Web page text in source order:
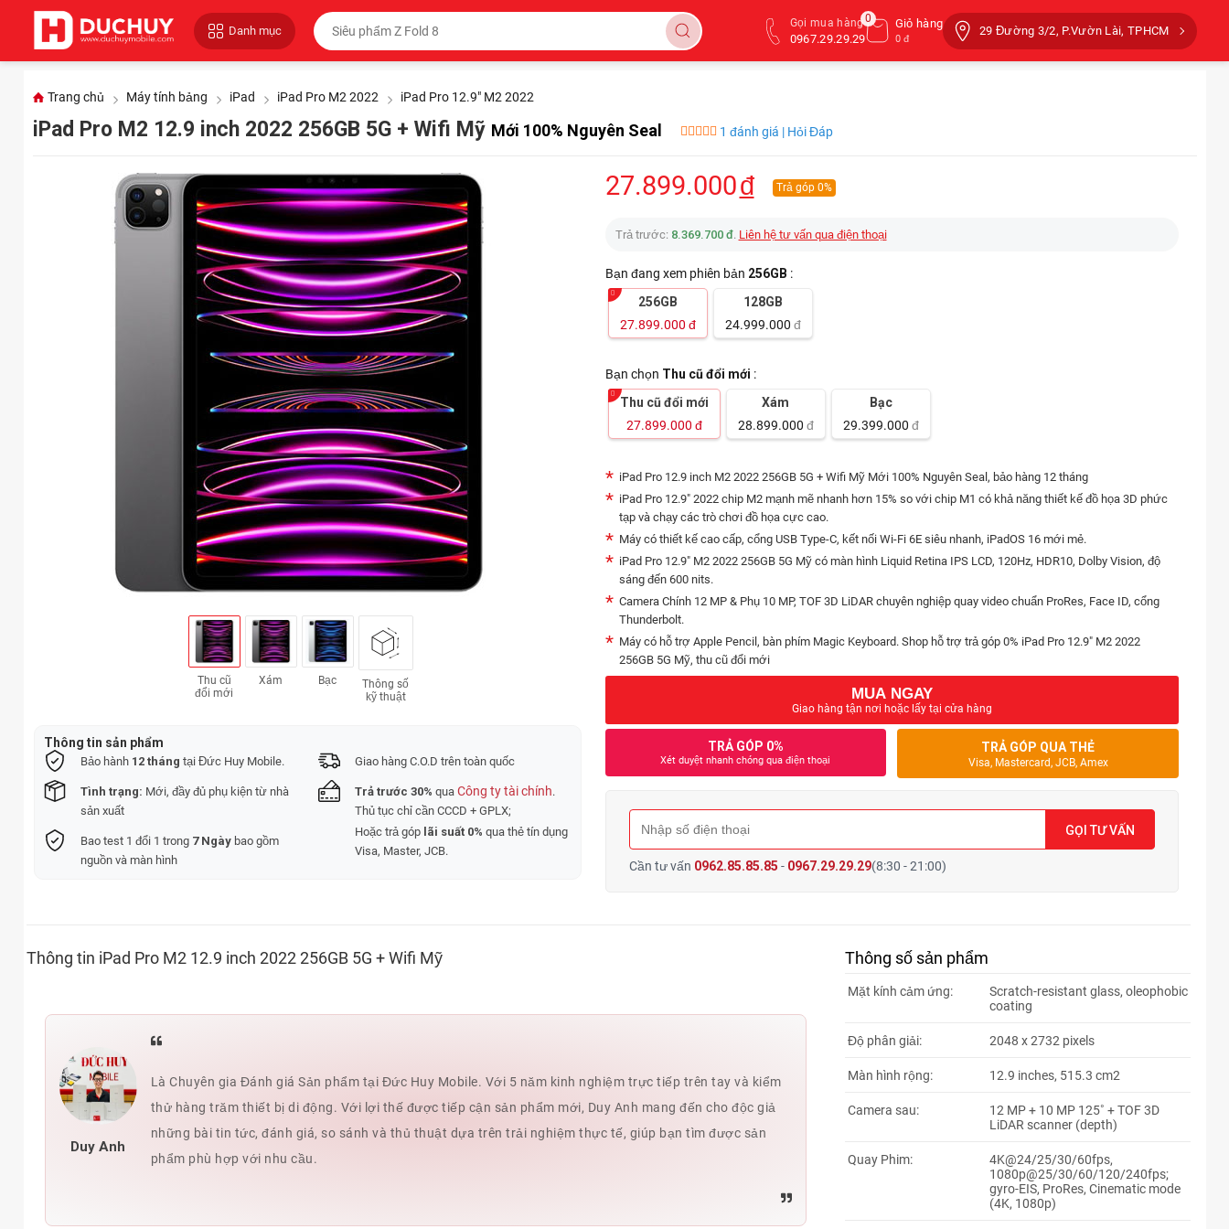
Danh mục
Gọi mua hàng
0967.29.29.29
Giỏ hàng
0 đ
0
29 Đường 3/2, P.Vườn Lài, TPHCM
Trang chủ Máy tính bảng iPad iPad Pro M2 2022 iPad Pro 12.9" M2 2022
iPad Pro M2 12.9 inch 2022 256GB 5G + Wifi Mỹ Mới 100% Nguyên Seal 1 đánh giá | Hỏi Đáp
Thu cũ
đổi mới
Xám Bạc
Thông số
kỹ thuật
Thông tin sản phẩm
Bảo hành12 tháng tại Đức Huy Mobile. Giao hàng C.O.D trên toàn quốc
Tình trạng: Mới, đầy đủ phụ kiện từ nhà
sản xuất
Trả trước 30% qua Công ty tài chính.
Thủ tục chỉ cần CCCD + GPLX;
Bao test 1 đổi 1 trong 7 Ngàybao gồm
nguồn và màn hình
Hoặc trả góp lãi suất 0% qua thẻ tín dụng
Visa, Master, JCB.
27.899.000đ Trả góp 0%
Trả trước: 8.369.700 đ. Liên hệ tư vấn qua điện thoại
Bạn đang xem phiên bản 256GB :
256GB
27.899.000 đ
128GB
24.999.000 đ
Bạn chọn Thu cũ đổi mới :
Thu cũ đổi mới
27.899.000 đ
Xám
28.899.000 đ
Bạc
29.399.000 đ
iPad Pro 12.9 inch M2 2022 256GB 5G + Wifi Mỹ Mới 100% Nguyên Seal, bảo hàng 12 tháng
iPad Pro 12.9" 2022 chip M2 mạnh mẽ nhanh hơn 15% so với chip M1 có khả năng thiết kế đồ họa 3D phức
tạp và chạy các trò chơi đồ họa cực cao.
Máy có thiết kế cao cấp, cổng USB Type-C, kết nối Wi-Fi 6E siêu nhanh, iPadOS 16 mới mẻ.
iPad Pro 12.9" M2 2022 256GB 5G Mỹ có màn hình Liquid Retina IPS LCD, 120Hz, HDR10, Dolby Vision, độ
sáng đến 600 nits.
Camera Chính 12 MP & Phụ 10 MP, TOF 3D LiDAR chuyên nghiệp quay video chuẩn ProRes, Face ID, cổng
Thunderbolt.
Máy có hỗ trợ Apple Pencil, bàn phím Magic Keyboard. Shop hỗ trợ trả góp 0% iPad Pro 12.9" M2 2022
256GB 5G Mỹ, thu cũ đổi mới
MUA NGAY
Giao hàng tận nơi hoặc lấy tại cửa hàng
TRẢ GÓP 0%
Xét duyệt nhanh chóng qua điện thoại
TRẢ GÓP QUA THẺ
Visa, Mastercard, JCB, Amex
GỌI TƯ VẤN
Cần tư vấn 0962.85.85.85 - 0967.29.29.29(8:30 - 21:00)
Thông tin iPad Pro M2 12.9 inch 2022 256GB 5G + Wifi Mỹ
Duy Anh
Là Chuyên gia Đánh giá Sản phẩm tại Đức Huy Mobile. Với 5 năm kinh nghiệm trực tiếp trên tay và kiểm
thử hàng trăm thiết bị di động. Với lợi thế được tiếp cận sản phẩm mới, Duy Anh mang đến cho độc giả
những bài tin tức, đánh giá, so sánh và thủ thuật dựa trên trải nghiệm thực tế, giúp bạn tìm được sản
phẩm phù hợp với nhu cầu.
Thông số sản phẩm
Mặt kính cảm ứng:
Scratch-resistant glass, oleophobic
coating
Độ phân giải: 2048 x 2732 pixels
Màn hình rộng: 12.9 inches, 515.3 cm2
Camera sau:
12 MP + 10 MP 125˚ + TOF 3D
LiDAR scanner (depth)
Quay Phim:
4K@24/25/30/60fps,
1080p@25/30/60/120/240fps;
gyro-EIS, ProRes, Cinematic mode
(4K, 1080p)